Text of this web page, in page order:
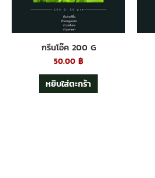
กรีนโอ๊ค 200 G
50.00 ฿
หยิบใส่ตะกร้า